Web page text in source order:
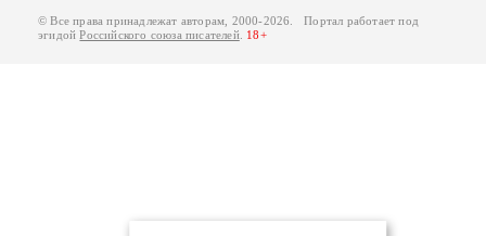
© Все права принадлежат авторам, 2000-2026. Портал работает под
эгидойРоссийского союза писателей. 18+